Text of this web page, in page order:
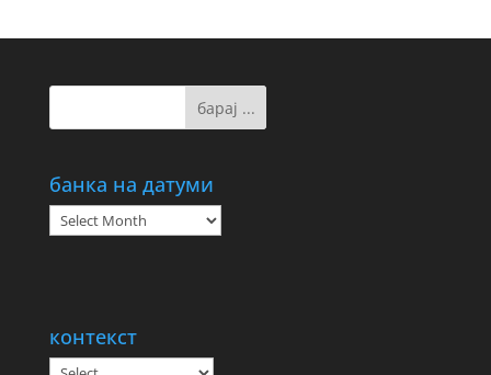
банка на датуми
банка
на
контекст